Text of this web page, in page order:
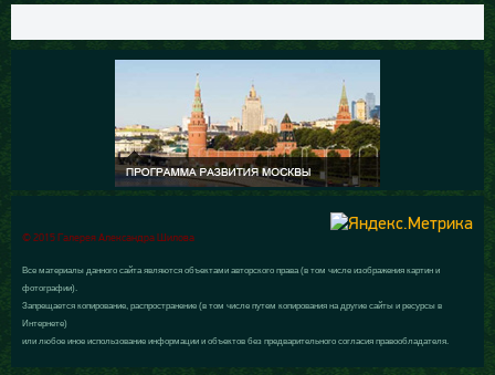
© 2015 Галерея Александра Шилова
Все материалы данного сайта являются объектами авторского права (в том числе изображения картин и
фотографии).
Запрещается копирование, распространение (в том числе путем копирования на другие сайты и ресурсы в
Интернете)
или любое иное использование информации и объектов без предварительного согласия правообладателя.